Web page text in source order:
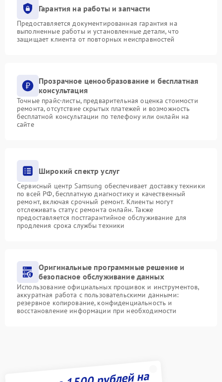
Гарантия на работы и запчасти
Предоставляется документированная гарантия на
выполненные работы и установленные детали, что
защищает клиента от повторных неисправностей
Прозрачное ценообразование и бесплатная
консультация
Точные прайс-листы, предварительная оценка стоимости
ремонта, отсутствие скрытых платежей и возможность
бесплатной консультации по телефону или онлайн на
сайте
Широкий спектр услуг
Сервисный центр Samsung обеспечивает доставку техники
по всей РФ, бесплатную диагностику и качественный
ремонт, включая срочный ремонт. Клиенты могут
отслеживать статус ремонта онлайн. Также
предоставляется постгарантийное обслуживание для
продления срока службы техники
Оригинальные программные решение и
безопасное обслуживание данных
Использование официальных прошивок и инструментов,
аккуратная работа с пользовательскими данными:
резервное копирование, конфиденциальность и
восстановление информации при необходимости